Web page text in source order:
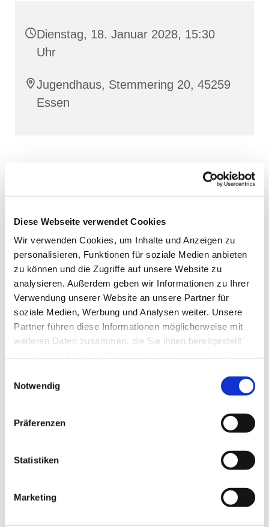
Diese Webseite verwendet Cookies
Wir verwenden Cookies, um Inhalte und Anzeigen zu
personalisieren, Funktionen für soziale Medien anbieten
zu können und die Zugriffe auf unsere Website zu
analysieren. Außerdem geben wir Informationen zu Ihrer
Verwendung unserer Website an unsere Partner für
soziale Medien, Werbung und Analysen weiter. Unsere
Partner führen diese Informationen möglicherweise mit
weiteren Daten zusammen, die Sie ihnen bereitgestellt
Notwendig
Präferenzen
Statistiken
Marketing
Dienstag, 18. Januar 2028, 15:30
Uhr
Jugendhaus, Stemmering 20, 45259
Essen